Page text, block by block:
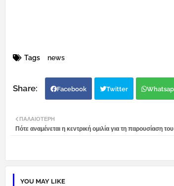
Tags news
Facebook Twitter
ΠΑΛΑΙΌΤΕΡΗ
Πότε αναμένεται η κεντρική ομιλία για τη παρουσίαση
YOU MAY LIKE